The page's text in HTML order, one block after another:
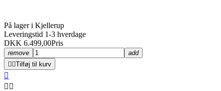
På lager i Kjellerup
Leveringstid 1-3 hverdage
DKK 6.499,00Pris
remove
add
 Tilføj til kurv

 